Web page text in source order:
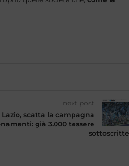
next post
Lazio, scatta la campagna
già 3.000 tessere
sottoscritte